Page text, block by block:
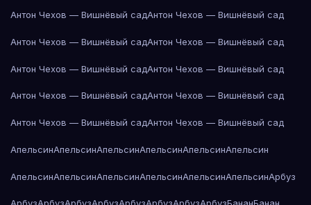
Антон Чехов — Вишнёвый садАнтон Чехов — Вишнёвый сад
Антон Чехов — Вишнёвый садАнтон Чехов — Вишнёвый сад
Антон Чехов — Вишнёвый садАнтон Чехов — Вишнёвый сад
Антон Чехов — Вишнёвый садАнтон Чехов — Вишнёвый сад
Антон Чехов — Вишнёвый садАнтон Чехов — Вишнёвый сад
АпельсинАпельсинАпельсинАпельсинАпельсинАпельсин
АпельсинАпельсинАпельсинАпельсинАпельсинАпельсинАрбуз